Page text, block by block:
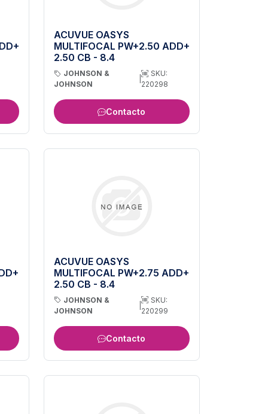
ACUVUE OASYS
MULTIFOCAL PW+2.50 ADD+
2.50 CB - 8.4
JOHNSON &
JOHNSON
SKU:
220298
Contacto
ACUVUE OASYS
MULTIFOCAL PW+2.75 ADD+
2.50 CB - 8.4
JOHNSON &
JOHNSON
SKU:
220299
Contacto